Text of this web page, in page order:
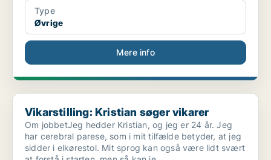
Type
Øvrige
Mere info
Vikarstilling: Kristian søger vikarer
Vikarstilling: Kristian søger vikarer
Om jobbetJeg hedder Kristian, og jeg er 24 år. Jeg
har cerebral parese, som i mit tilfælde betyder, at jeg
sidder i elkørestol. Mit sprog kan også være lidt svært